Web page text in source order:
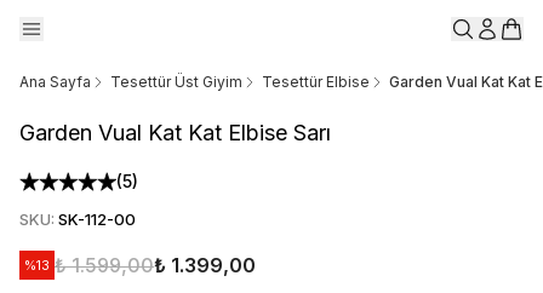
Ana Sayfa Tesettür Üst Giyim Tesettür Elbise Garden Vual Kat Kat
Garden Vual Kat Kat Elbise Sarı
(5)
SKU: SK-112-00
%13 ₺ 1.599,00₺ 1.399,00